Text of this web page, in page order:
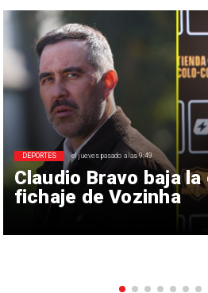
Claudio Bravo baja
fichaje de Vozinha
DEPORTES el jueves pasado a las 9:49